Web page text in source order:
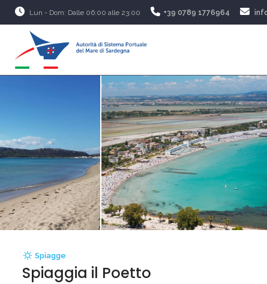
Lun - Dom: Dalle 06:00 alle 23:00 +39 0789 1776964
Spiagge
Spiaggia il Poetto